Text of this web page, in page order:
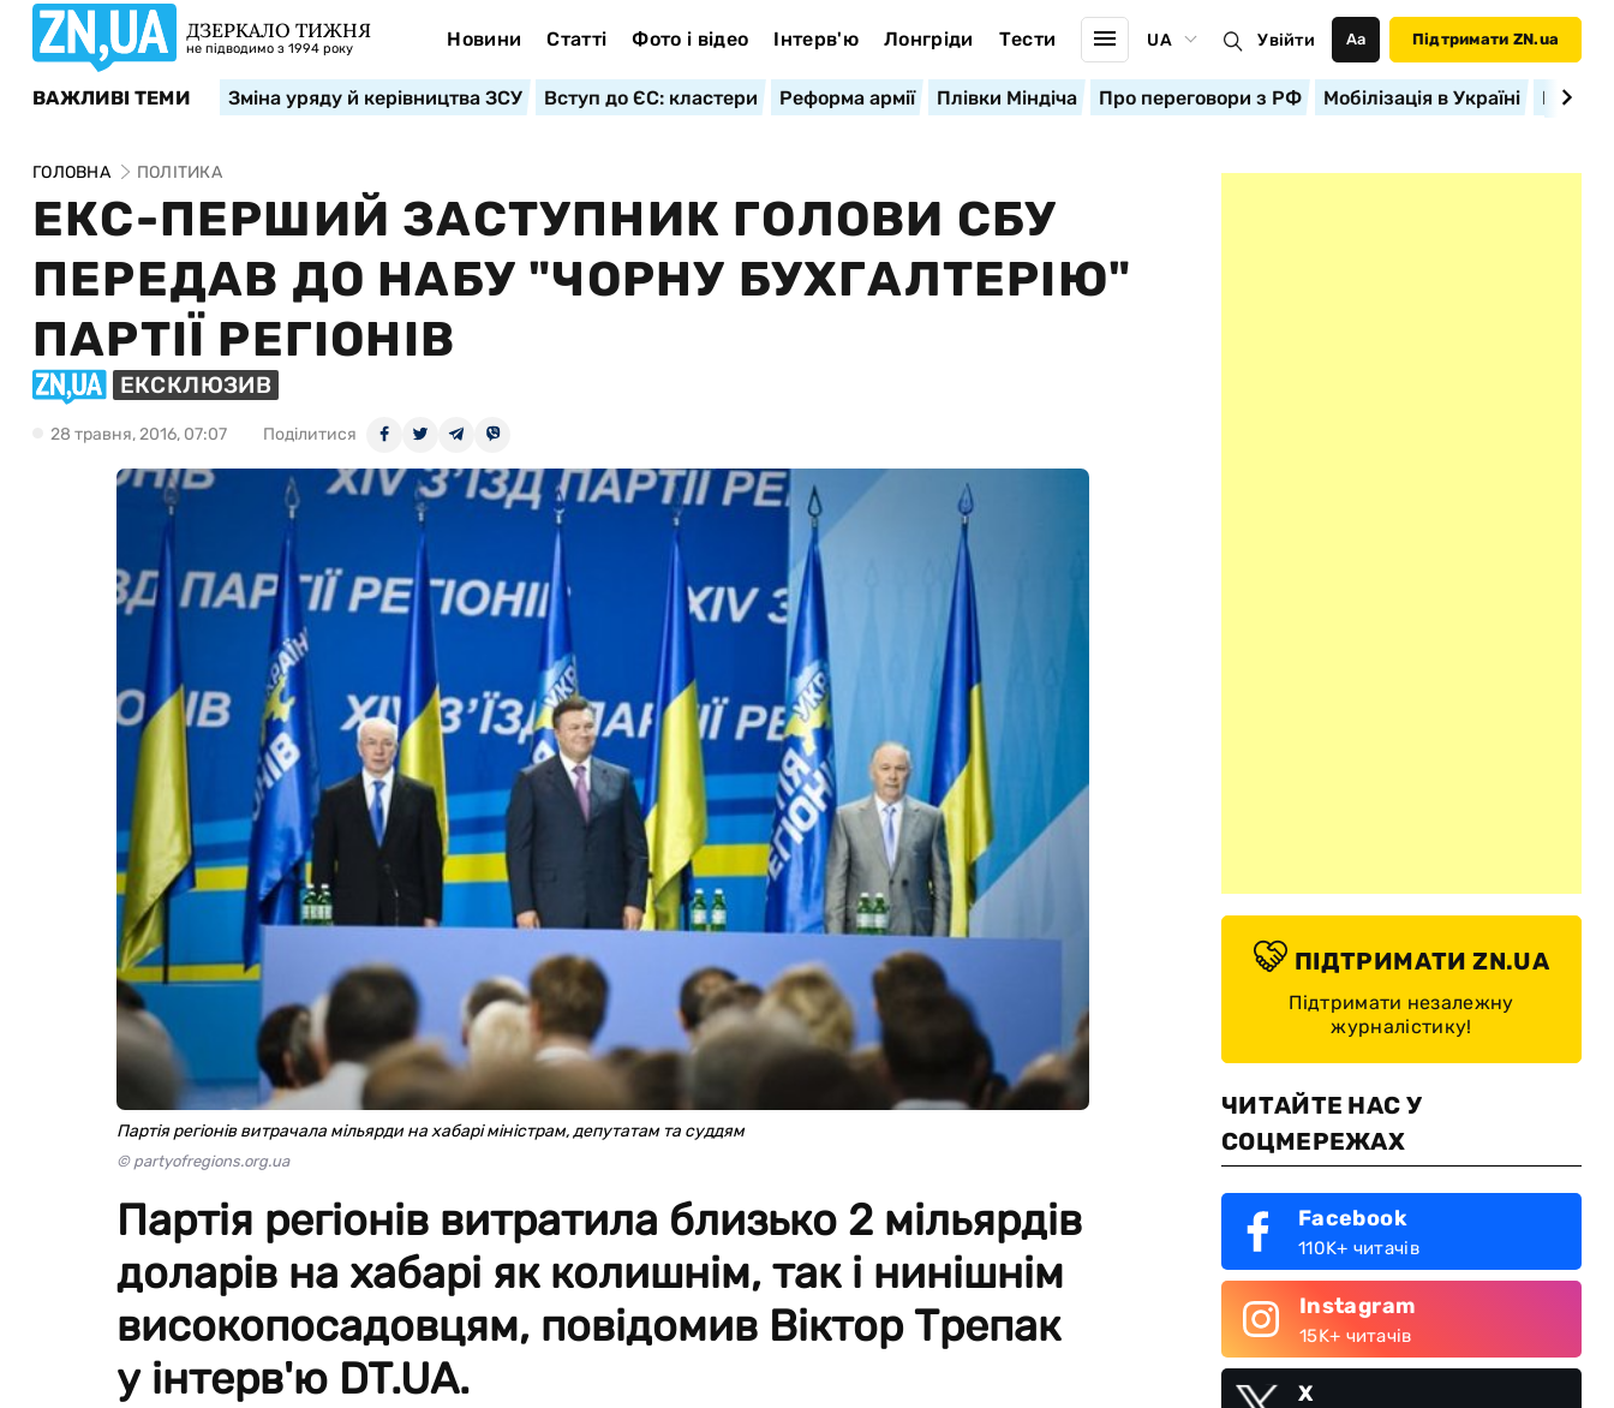
ДЗЕРКАЛО ТИЖНЯ
не підводимо з 1994 року Новини Статті Фото і відео Інтерв'ю Лонгріди Тести UA Увійти Аа Підтримати ZN.ua
ВАЖЛИВІ ТЕМИ Зміна уряду й керівництва ЗСУ Вступ до ЄС: кластери Реформа армії Плівки Міндіча Про переговори з РФ Мобілізація в Україні
ГОЛОВНА ПОЛІТИКА
ЕКС-ПЕРШИЙ ЗАСТУПНИК ГОЛОВИ СБУ
ПЕРЕДАВ ДО НАБУ "ЧОРНУ БУХГАЛТЕРІЮ"
ПАРТІЇ РЕГІОНІВ
ЕКСКЛЮЗИВ
28 травня, 2016, 07:07 Поділитися
Партія регіонів витрачала мільярди на хабарі міністрам, депутатам та суддям
© partyofregions.org.ua
Партія регіонів витратила близько 2 мільярдів
доларів на хабарі як колишнім, так і нинішнім
високопосадовцям, повідомив Віктор Трепак
у інтерв'ю DT.UA.
ПІДТРИМАТИ ZN.UA
Підтримати незалежну
журналістику!
ЧИТАЙТЕ НАС У
СОЦМЕРЕЖАХ
Facebook
110K+ читачів
Instagram
15K+ читачів
X